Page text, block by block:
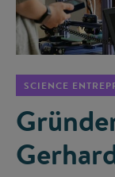
SCIENCE